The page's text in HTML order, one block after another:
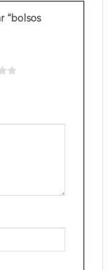
“bolsos